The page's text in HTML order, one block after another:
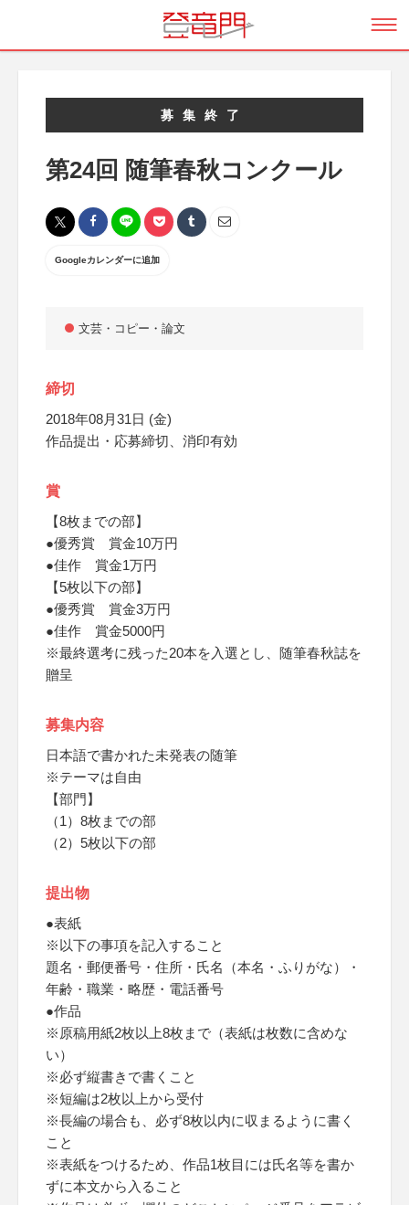
募集終了
第24回 随筆春秋コンクール
Googleカレンダーに追加
文芸・コピー・論文
締切
2018年08月31日 (金)
作品提出・応募締切、消印有効
賞
【8枚までの部】
●優秀賞 賞金10万円
●佳作 賞金1万円
【5枚以下の部】
●優秀賞 賞金3万円
●佳作 賞金5000円
※最終選考に残った20本を入選とし、随筆春秋誌を
贈呈
募集内容
日本語で書かれた未発表の随筆
※テーマは自由
【部門】
（1）8枚までの部
（2）5枚以下の部
提出物
●表紙
※以下の事項を記入すること
題名・郵便番号・住所・氏名（本名・ふりがな）・
年齢・職業・略歴・電話番号
●作品
※原稿用紙2枚以上8枚まで（表紙は枚数に含めな
い）
※必ず縦書きで書くこと
※短編は2枚以上から受付
※長編の場合も、必ず8枚以内に収まるように書く
こと
※表紙をつけるため、作品1枚目には氏名等を書か
ずに本文から入ること